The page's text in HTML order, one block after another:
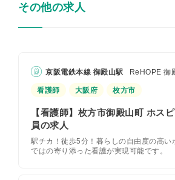
その他の求人
京阪電鉄本線 御殿山駅 ReHOPE 御
看護師 大阪府 枚方市
【看護師】枚方市御殿山町 ホス
員の求人
駅チカ！徒歩5分！暮らしの自由度の高い
ではの寄り添った看護が実現可能です。